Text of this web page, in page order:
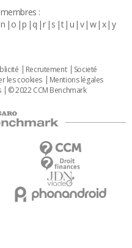
:
n o p q r s t u v w x y
Recrutement
Societé
les cookies
Mentions légales
© 2022 CCM Benchmark